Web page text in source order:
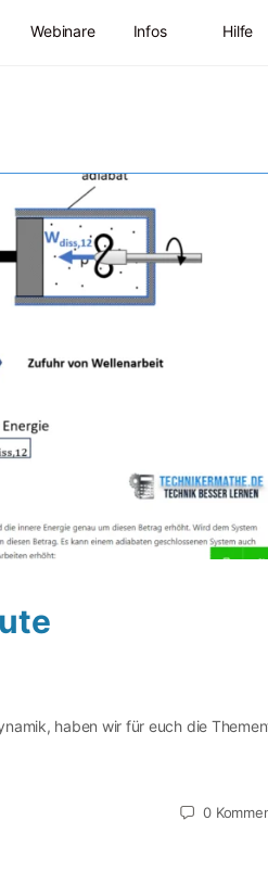
Webinare Infos Hilfe
haben wir für euch die
0